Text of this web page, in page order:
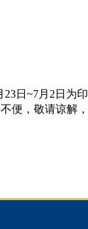
日~7月2日为
便，敬请谅解，